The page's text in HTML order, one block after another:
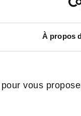
À propos
vous
Ses